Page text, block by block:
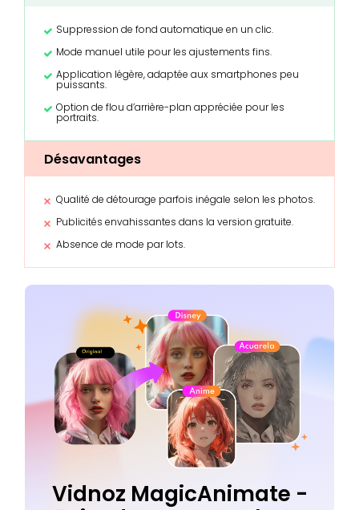
Suppression de fond automatique en un clic.
Mode manuel utile pour les ajustements fins.
Application légère, adaptée aux smartphones peu
puissants.
Option de flou d’arrière-plan appréciée pour les
portraits.
Désavantages
Qualité de détourage parfois inégale selon les photos.
Publicités envahissantes dans la version gratuite.
Absence de mode par lots.
Vidnoz MagicAnimate -